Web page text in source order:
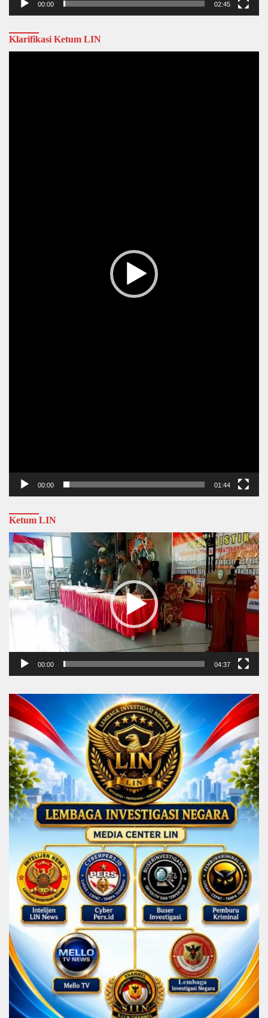
00:00 02:45
Klarifikasi Ketum LIN
00:00 01:44
Ketum LIN
Video
Player
00:00 04:37